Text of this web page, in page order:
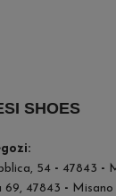
SHOES
54 - 47843 -
69, 47843 -